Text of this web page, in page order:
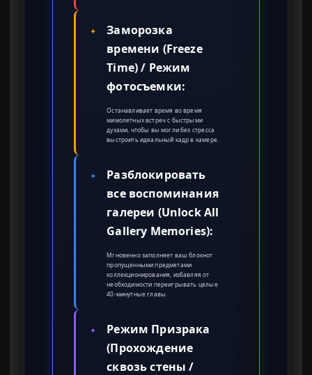
✦
Заморозка
времени (Freeze
Time) / Режим
фотосъемки:
Останавливает время во время
мимолетных встреч с быстрыми
духами, чтобы вы могли без стресса
выстроить идеальный кадр в камере.
✦
Разблокировать
все воспоминания
галереи (Unlock All
Gallery Memories):
Мгновенно заполняет ваш блокнот
пропущенными предметами
коллекционирования, избавляя от
необходимости переигрывать целые
40-минутные главы.
✦
Режим Призрака
(Прохождение
сквозь стены /